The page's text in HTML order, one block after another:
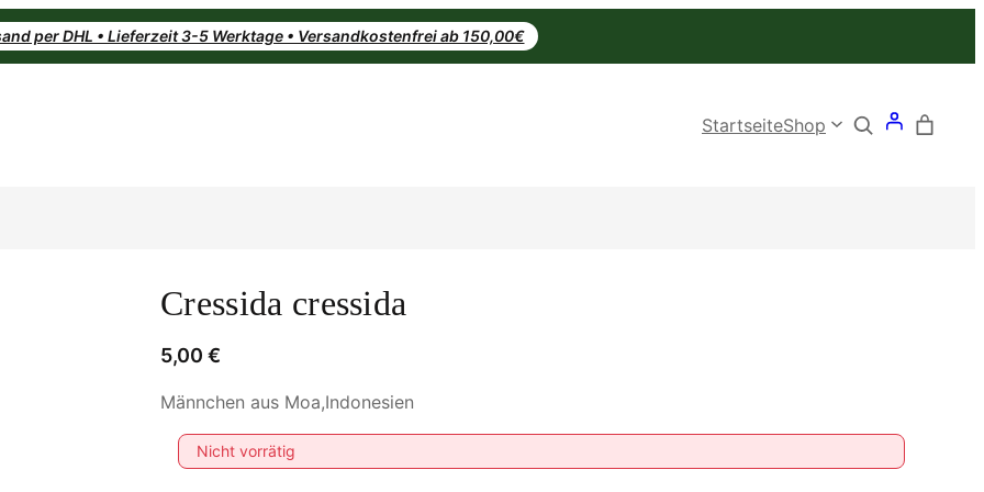
per DHL • Lieferzeit 3-5 Werktage • Versandkostenfrei ab 150,00€
StartseiteShop Search
Cressida cressida
5,00 €
Männchen aus Moa,Indonesien
Nicht vorrätig